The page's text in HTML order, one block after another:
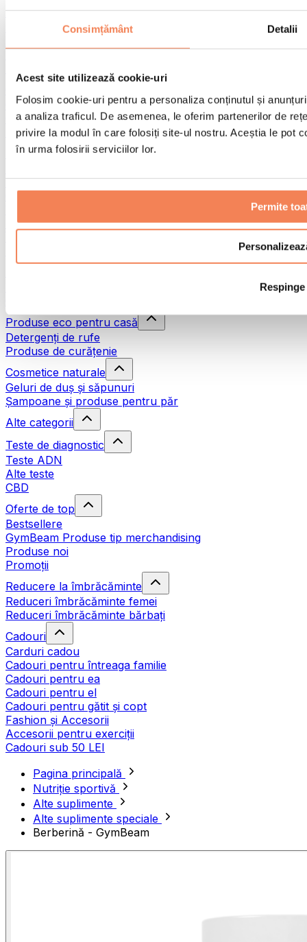
Consimțământ Detalii
Acest site utilizează cookie-uri
Folosim cookie-uri pentru a personaliza conținutul și
a analiza traficul. De asemenea, le oferim partenerilor de
privire la modul în care folosiți site-ul nostru. Aceștia le pot
în urma folosirii serviciilor lor.
Permite
Respinge
Ajutoare pentru reabilitare
Pistoale de masaj
Genți și accesorii pentru alimente
Genți pentru sala de sport
Rucsacuri
Accesorii în funcție de activitate
Sporturi de contact
Terapie prin frig
Produse eco pentru casă
Detergenți de rufe
Produse de curățenie
Cosmetice naturale
Geluri de duș și săpunuri
Șampoane și produse pentru păr
Alte categorii
Teste de diagnostic
Teste ADN
Alte teste
CBD
Oferte de top
Bestsellere
GymBeam Produse tip merchandising
Produse noi
Promoții
Reducere la îmbrăcăminte
Reduceri îmbrăcăminte femei
Reduceri îmbrăcăminte bărbați
Cadouri
Carduri cadou
Cadouri pentru întreaga familie
Cadouri pentru ea
Cadouri pentru el
Cadouri pentru gătit și copt
Fashion și Accesorii
Accesorii pentru exerciții
Cadouri sub 50 LEI
Pagina principală
Nutriție sportivă
Alte suplimente
Alte suplimente speciale
Berberină - GymBeam